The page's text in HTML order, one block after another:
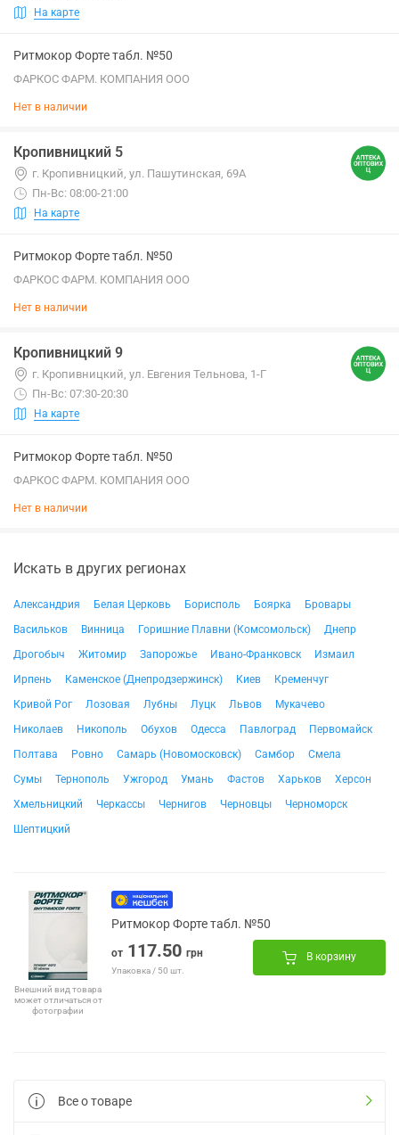
На карте
Ритмокор Форте табл. №50
ФАРКОС ФАРМ. КОМПАНИЯ ООО
Нет в наличии
Кропивницкий 5
г. Кропивницкий, ул. Пашутинская, 69А
Пн-Вс: 08:00-21:00
На карте
Ритмокор Форте табл. №50
ФАРКОС ФАРМ. КОМПАНИЯ ООО
Нет в наличии
Кропивницкий 9
г. Кропивницкий, ул. Евгения Тельнова, 1-Г
Пн-Вс: 07:30-20:30
На карте
Ритмокор Форте табл. №50
ФАРКОС ФАРМ. КОМПАНИЯ ООО
Нет в наличии
Искать в других регионах
Александрия Белая Церковь Борисполь Боярка
Бровары
Васильков
Винница Горишние Плавни (Комсомольск)
Днепр
Дрогобыч
Житомир Запорожье Ивано-Франковск
Измаил
Ирпень
Каменское (Днепродзержинск) Киев
Кременчуг
Кривой Рог
Лозовая Лубны Луцк Львов
Мукачево
Николаев
Никополь Обухов Одесса Павлоград
Первомайск
Полтава
Ровно Самарь (Новомосковск) Самбор
Смела
Сумы
Тернополь Ужгород Умань Фастов Харьков
Херсон
Хмельницкий
Черкассы Чернигов Черновцы
Черноморск
Шептицкий
Внешний вид товара
может отличаться от
фотографии
Ритмокор Форте табл. №50
от 117.50 грн
Упаковка / 50 шт.
В корзину
Все о товаре